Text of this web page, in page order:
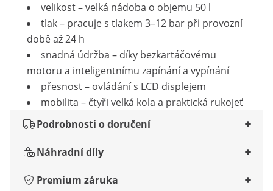
velikost – velká nádoba o objemu 50 l
tlak – pracuje s tlakem 3–12 bar při provozní
době až 24 h
snadná údržba – díky bezkartáčovému
motoru a inteligentnímu zapínání a vypínání
přesnost – ovládání s LCD displejem
mobilita – čtyři velká kola a praktická rukojeť
Podrobnosti o doručení
Náhradní díly
Premium záruka